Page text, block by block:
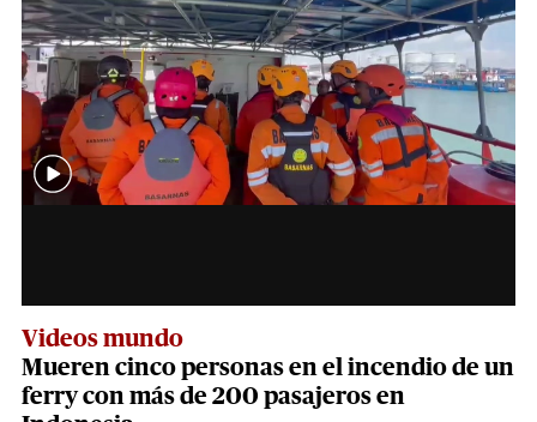
Videos mundo
Mueren cinco personas en el incendio de un
ferry con más de 200 pasajeros en